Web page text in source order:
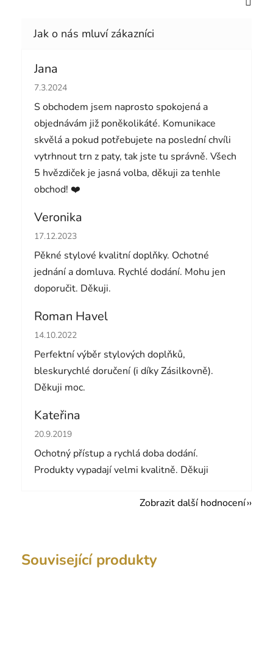
Jana
Hodnocení obchodu je 5 z 5 hvězdiček.
7.3.2024
S obchodem jsem naprosto spokojená a
objednávám již poněkolikáté. Komunikace
skvělá a pokud potřebujete na poslední chvíli
vytrhnout trn z paty, tak jste tu správně. Všech
5 hvězdiček je jasná volba, děkuji za tenhle
obchod! ❤️
Veronika
Hodnocení obchodu je 5 z 5 hvězdiček.
17.12.2023
Pěkné stylové kvalitní doplňky. Ochotné
jednání a domluva. Rychlé dodání. Mohu jen
doporučit. Děkuji.
Roman Havel
Hodnocení obchodu je 5 z 5 hvězdiček.
14.10.2022
Perfektní výběr stylových doplňků,
bleskurychlé doručení (i díky Zásilkovně).
Děkuji moc.
Kateřina
Hodnocení obchodu je 5 z 5 hvězdiček.
20.9.2019
Ochotný přístup a rychlá doba dodání.
Produkty vypadají velmi kvalitně. Děkuji
Zobrazit další hodnocení
Související produkty